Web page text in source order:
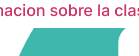
sobre la